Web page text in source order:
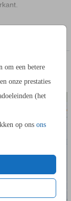
om een betere
onze prestaties
(het
op ons ons
DIT OOK